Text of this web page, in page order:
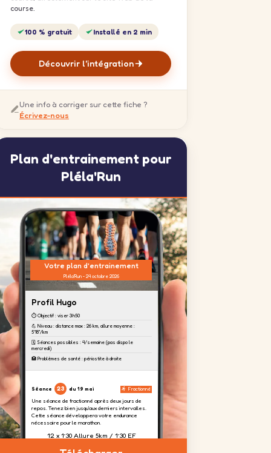
course.
100 % gratuit Installé en 2 min
Découvrir l'intégration
Une info à corriger sur cette fiche ?
Écrivez-nous
Plan d'entrainement pour
Pléla'Run
Votre plan d'entrainement
Pléla'Run - 24 octobre 2026
Profil Hugo
⏱️ Objectif : viser 3h50
💪 Niveau : distance max : 26 km, allure moyenne :
5'18''/km
🗓️ Séances possibles : 4/semaine (pas dispo le
mercredi)
🏥 Problèmes de santé : périostite à droite
Séance 23 du 19 mai Fractionné
Une séance de fractionné après deux jours de
repos. Tenez bien jusqu'aux derniers intervalles.
Cette séance développera votre endurance
nécessaire pour le marathon.
12 x 1’30 Allure 5km / 1’30 EF